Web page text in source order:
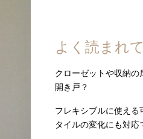
よく読まれ
クローゼットや収納
開き戸？
フレキシブルに使える
タイルの変化にも対応